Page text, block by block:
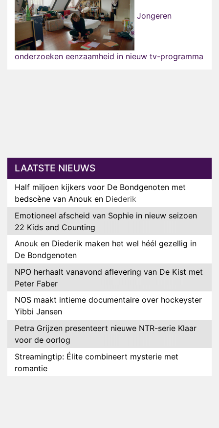
Jongeren
onderzoeken eenzaamheid in nieuw tv-programma
LAATSTE NIEUWS
Half miljoen kijkers voor De Bondgenoten met
bedscène van Anouk en Diederik
Emotioneel afscheid van Sophie in nieuw seizoen
22 Kids and Counting
Anouk en Diederik maken het wel héél gezellig in
De Bondgenoten
NPO herhaalt vanavond aflevering van De Kist met
Peter Faber
NOS maakt intieme documentaire over hockeyster
Yibbi Jansen
Petra Grijzen presenteert nieuwe NTR-serie Klaar
voor de oorlog
Streamingtip: Élite combineert mysterie met
romantie